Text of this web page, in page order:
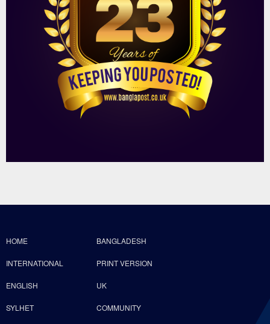
HOME BANGLADESH
INTERNATIONAL PRINT VERSION
ENGLISH UK
SYLHET COMMUNITY